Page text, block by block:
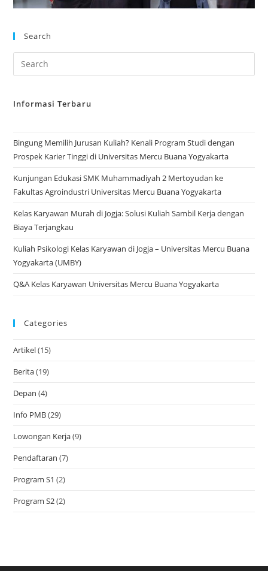
Search
Informasi Terbaru
Bingung Memilih Jurusan Kuliah? Kenali Program Studi dengan
Prospek Karier Tinggi di Universitas Mercu Buana Yogyakarta
Kunjungan Edukasi SMK Muhammadiyah 2 Mertoyudan ke
Fakultas Agroindustri Universitas Mercu Buana Yogyakarta
Kelas Karyawan Murah di Jogja: Solusi Kuliah Sambil Kerja dengan
Biaya Terjangkau
Kuliah Psikologi Kelas Karyawan di Jogja – Universitas Mercu Buana
Yogyakarta (UMBY)
Q&A Kelas Karyawan Universitas Mercu Buana Yogyakarta
Categories
Artikel(15)
Berita(19)
Depan (4)
Info PMB(29)
Lowongan Kerja(9)
Pendaftaran (7)
Program S1 (2)
Program S2(2)